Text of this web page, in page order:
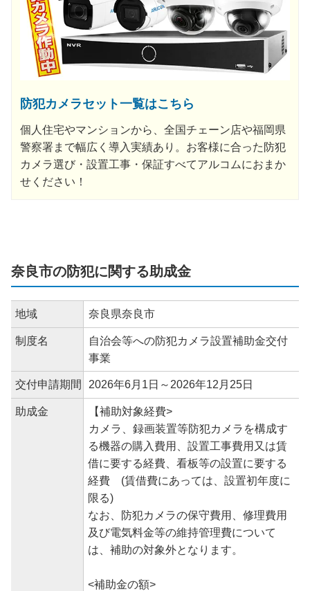
防犯カメラセット一覧はこちら
個人住宅やマンションから、全国チェーン店や福岡県
警察署まで幅広く導入実績あり。お客様に合った防犯
カメラ選び・設置工事・保証すべてアルコムにおまか
せください！
奈良市の防犯に関する助成金
地域 奈良県奈良市
制度名
自治会等への防犯カメラ設置補助金交付
事業
交付申請期間 2026年6月1日～2026年12月25日
助成金
【補助対象経費>
カメラ、録画装置等防犯カメラを構成す
る機器の購入費用、設置工事費用又は賃
借に要する経費、看板等の設置に要する
経費 (賃借費にあっては、設置初年度に
限る)
なお、防犯カメラの保守費用、修理費用
及び電気料金等の維持管理費について
は、補助の対象外となります。
<補助金の額>